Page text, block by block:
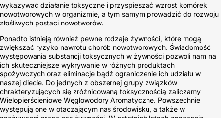
wykazywać działanie toksyczne i przyspieszać wzrost komórek
nowotworowych w organizmie, a tym samym prowadzić do rozwoju
złośliwych postaci nowotworów.
Ponadto istnieją również pewne rodzaje żywności, które mogą
zwiększać ryzyko nawrotu chorób nowotworowych. Świadomość
występowania substancji toksycznych w żywności pozwoli nam na
ich skuteczniejsze wykrywanie w różnych produktach
spożywczych oraz eliminacje bądź ograniczenie ich udziału w
naszej diecie. Do jednych z obszernej grupy związków
chrakteryzujących się zróżnicowaną toksycznością zaliczamy
Wielopierścieniowe Węglowodory Aromatyczne. Powszechnie
występują one w otaczającym nas środowisku, a także w